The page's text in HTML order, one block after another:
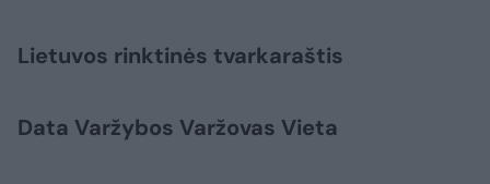
Lietuvos rinktinės tvarkaraštis
Data Varžybos Varžovas Vieta